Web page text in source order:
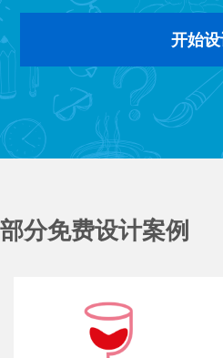
部分免费设计案例